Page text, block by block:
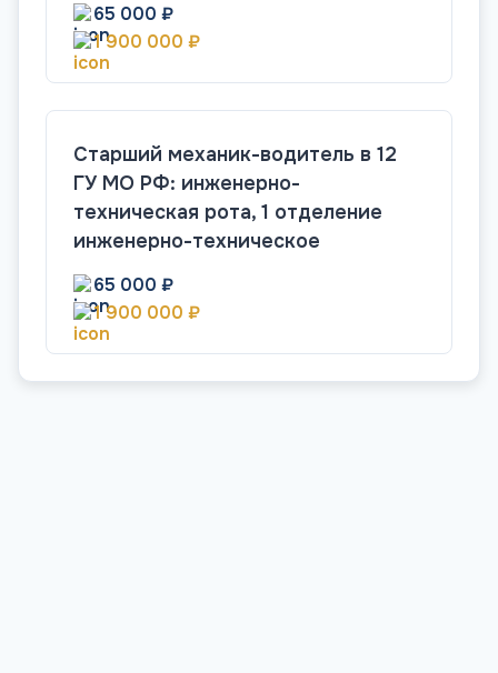
65 000 ₽
1 900 000 ₽
Старший механик-водитель в 12
ГУ МО РФ: инженерно-
техническая рота, 1 отделение
инженерно-техническое
65 000 ₽
1 900 000 ₽